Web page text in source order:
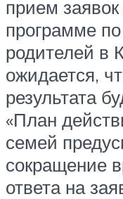
прием
программе
родителей в
ожидается,
результата
«План
семей
сокращение
ответа на